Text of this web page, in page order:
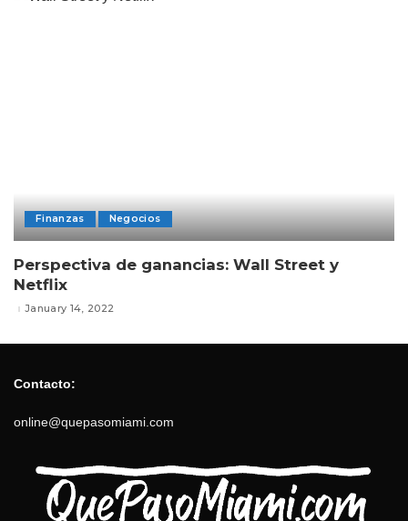
Finanzas Negocios
Perspectiva de ganancias: Wall Street y
Netflix
January 14, 2022
Contacto:
online@quepasomiami.com